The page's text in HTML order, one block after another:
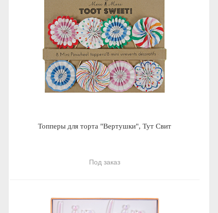
Топперы для торта "Вертушки", Тут Свит
Под заказ